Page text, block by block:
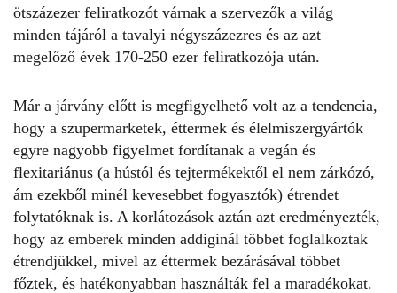
ötszázezer feliratkozót várnak a szervezők a világ
minden tájáról a tavalyi négyszázezres és az azt
megelőző évek 170-250 ezer feliratkozója után.
Már a járvány előtt is megfigyelhető volt az a tendencia,
hogy a szupermarketek, éttermek és élelmiszergyártók
egyre nagyobb figyelmet fordítanak a vegán és
flexitariánus (a hústól és tejtermékektől el nem zárkózó,
ám ezekből minél kevesebbet fogyasztók) étrendet
folytatóknak is. A korlátozások aztán azt eredményezték,
hogy az emberek minden addiginál többet foglalkoztak
étrendjükkel, mivel az éttermek bezárásával többet
főztek, és hatékonyabban használták fel a maradékokat.